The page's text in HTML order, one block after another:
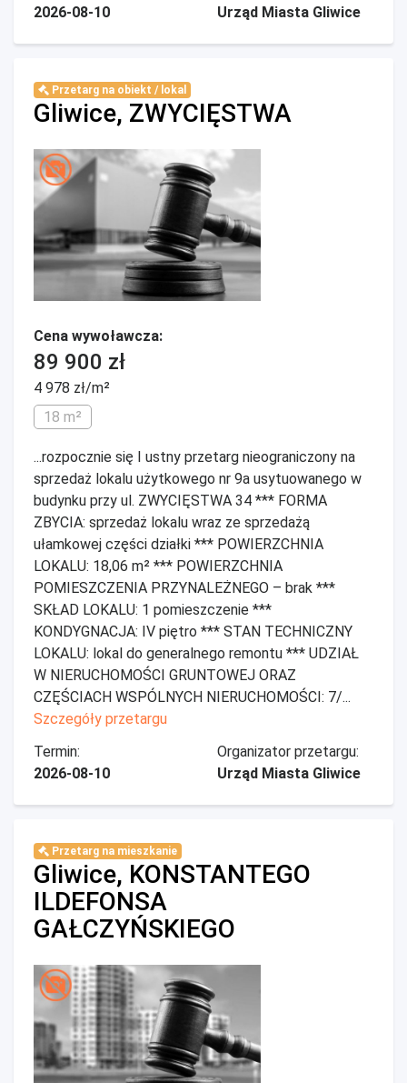
2026-08-10
Urząd Miasta Gliwice
Przetarg na obiekt / lokal
Gliwice, ZWYCIĘSTWA
Cena wywoławcza:
89 900 zł
4 978 zł/m²
18 m²
...rozpocznie się I ustny przetarg nieograniczony na
sprzedaż lokalu użytkowego nr 9a usytuowanego w
budynku przy ul. ZWYCIĘSTWA 34 *** FORMA
ZBYCIA: sprzedaż lokalu wraz ze sprzedażą
ułamkowej części działki *** POWIERZCHNIA
LOKALU: 18,06 m² *** POWIERZCHNIA
POMIESZCZENIA PRZYNALEŻNEGO – brak ***
SKŁAD LOKALU: 1 pomieszczenie ***
KONDYGNACJA: IV piętro *** STAN TECHNICZNY
LOKALU: lokal do generalnego remontu *** UDZIAŁ
W NIERUCHOMOŚCI GRUNTOWEJ ORAZ
CZĘŚCIACH WSPÓLNYCH NIERUCHOMOŚCI: 7/...
Szczegóły przetargu
Termin:
2026-08-10
Organizator przetargu:
Urząd Miasta Gliwice
Przetarg na mieszkanie
Gliwice, KONSTANTEGO
ILDEFONSA
GAŁCZYŃSKIEGO